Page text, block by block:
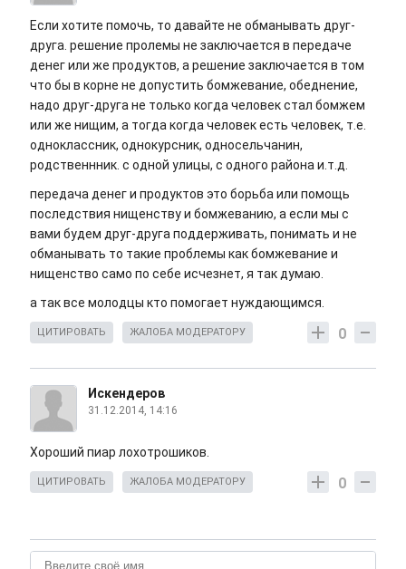
Если хотите помочь, то давайте не обманывать друг-
друга. решение пролемы не заключается в передаче
денег или же продуктов, а решение заключается в том
что бы в корне не допустить бомжевание, обеднение,
надо друг-друга не только когда человек стал бомжем
или же нищим, а тогда когда человек есть человек, т.е.
одноклассник, однокурсник, односельчанин,
родственнник. с одной улицы, с одного района и.т.д.
передача денег и продуктов это борьба или помощь
последствия нищенству и бомжеванию, а если мы с
вами будем друг-друга поддерживать, понимать и не
обманывать то такие проблемы как бомжевание и
нищенство само по себе исчезнет, я так думаю.
а так все молодцы кто помогает нуждающимся.
0
ЦИТИРОВАТЬ ЖАЛОБА МОДЕРАТОРУ
Искендеров
31.12.2014, 14:16
Хороший пиар лохотрошиков.
0
ЦИТИРОВАТЬ ЖАЛОБА МОДЕРАТОРУ